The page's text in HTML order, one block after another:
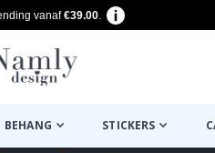
vanaf€39.00.
BEHANG STICKERS